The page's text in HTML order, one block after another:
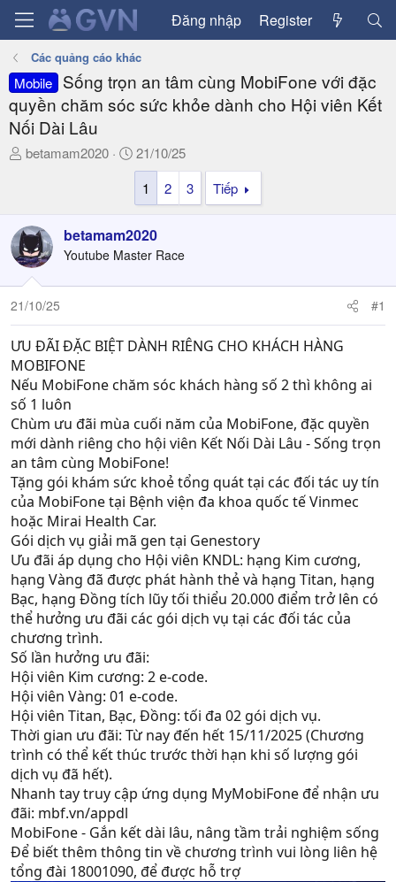
Đăng nhập Register
Các quảng cáo khác
Mobile
Sống trọn an tâm cùng MobiFone với đặc
quyền chăm sóc sức khỏe dành cho Hội viên Kết
Nối Dài Lâu
T
a
d
s
t
a
e
r
betamam2020
N
g
y
g
ử
i
21/10/25
1
2 3 Tiếp
betamam2020
Youtube Master Race
21/10/25 #1
ƯU ĐÃI ĐẶC BIỆT DÀNH RIÊNG CHO KHÁCH HÀNG
MOBIFONE
Nếu MobiFone chăm sóc khách hàng số 2 thì không ai
số 1 luôn
Chùm ưu đãi mùa cuối năm của MobiFone, đặc quyền
mới dành riêng cho hội viên Kết Nối Dài Lâu - Sống trọn
an tâm cùng MobiFone!
Tặng gói khám sức khoẻ tổng quát tại các đối tác uy tín
của MobiFone tại Bệnh viện đa khoa quốc tế Vinmec
hoặc Mirai Health Car.
Gói dịch vụ giải mã gen tại Genestory
Ưu đãi áp dụng cho Hội viên KNDL: hạng Kim cương,
hạng Vàng đã được phát hành thẻ và hạng Titan, hạng
Bạc, hạng Đồng tích lũy tối thiểu 20.000 điểm trở lên có
thể hưởng ưu đãi các gói dịch vụ tại các đối tác của
chương trình.
Số lần hưởng ưu đãi:
Hội viên Kim cương: 2 e-code.
Hội viên Vàng: 01 e-code.
Hội viên Titan, Bạc, Đồng: tối đa 02 gói dịch vụ.
Thời gian ưu đãi: Từ nay đến hết 15/11/2025 (Chương
trình có thể kết thúc trước thời hạn khi số lượng gói
dịch vụ đã hết).
Nhanh tay truy cập ứng dụng MyMobiFone để nhận ưu
đãi: mbf.vn/appdl
MobiFone - Gắn kết dài lâu, nâng tầm trải nghiệm sống
Để biết thêm thông tin về chương trình vui lòng liên hệ
tổng đài 18001090, để được hỗ trợ